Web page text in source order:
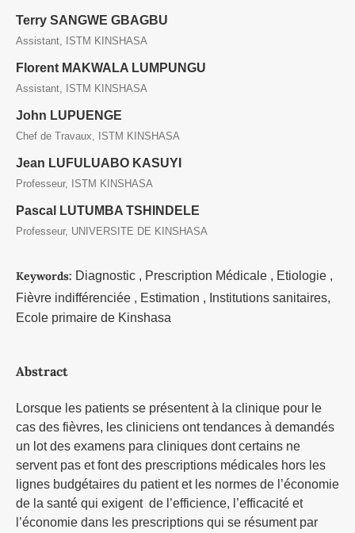
Terry SANGWE GBAGBU
Assistant, ISTM KINSHASA
Florent MAKWALA LUMPUNGU
Assistant, ISTM KINSHASA
John LUPUENGE
Chef de Travaux, ISTM KINSHASA
Jean LUFULUABO KASUYI
Professeur, ISTM KINSHASA
Pascal LUTUMBA TSHINDELE
Professeur, UNIVERSITE DE KINSHASA
Keywords: Diagnostic , Prescription Médicale , Etiologie ,
Fièvre indifférenciée , Estimation , Institutions sanitaires,
Ecole primaire de Kinshasa
Abstract
Lorsque les patients se présentent à la clinique pour le
cas des fièvres, les cliniciens ont tendances à demandés
un lot des examens para cliniques dont certains ne
servent pas et font des prescriptions médicales hors les
lignes budgétaires du patient et les normes de l’économie
de la santé qui exigent de l’efficience, l’efficacité et
l’économie dans les prescriptions qui se résument par